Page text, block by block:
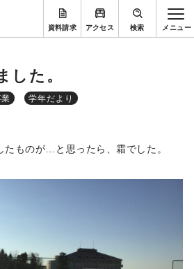
資料請求 アクセス 検索
した。
学年だより
たものが…と思ったら、霜でした。